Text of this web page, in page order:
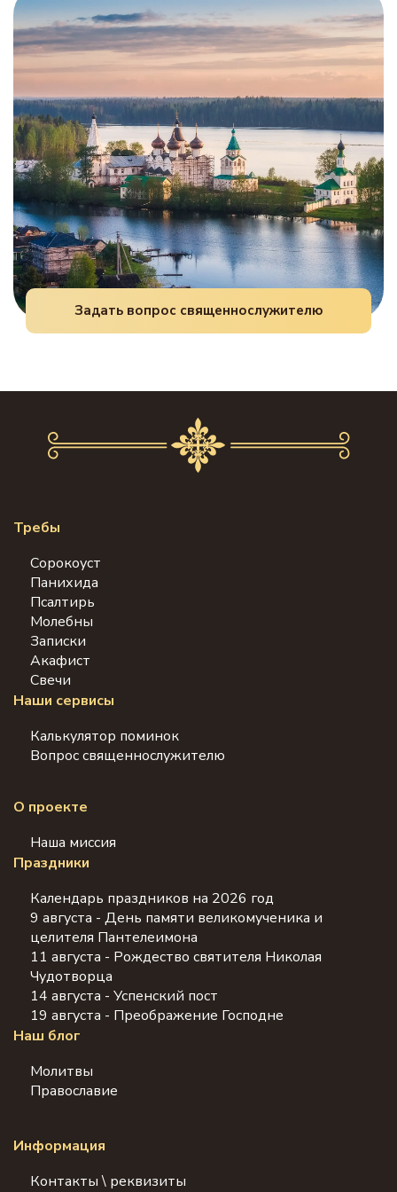
(«Благодарю Тебя, Господи Боже мой…») и
Песнь Симеона. С подросткового возраста
постепенно приучают к полному чину.
читаются пасхальные песнопения. Все
молитвословия предваряются троекратным
чтением тропаря Пасхи: «Христос воскрес из
мёртвых, смертью смерть поправ, и сущим во
гробах жизнь даровав».
Задать вопрос священнослужителю
Требы
Сорокоуст
Панихида
Псалтирь
Молебны
Записки
Акафист
Свечи
Наши сервисы
Калькулятор поминок
Вопрос священнослужителю
О проекте
Наша миссия
Праздники
Календарь праздников на 2026 год
9 августа - День памяти великомученика и
целителя Пантелеимона
11 августа - Рождество святителя Николая
Чудотворца
14 августа - Успенский пост
19 августа - Преображение Господне
Наш блог
Молитвы
Православие
Информация
Контакты \ реквизиты